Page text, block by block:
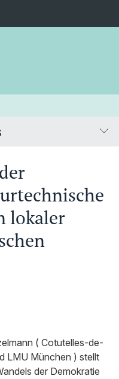
lokaler
( Cotutelles-de-
LMU München ) stellt
der Demokratie